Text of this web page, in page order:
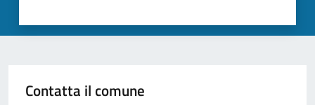
Contatta il comune